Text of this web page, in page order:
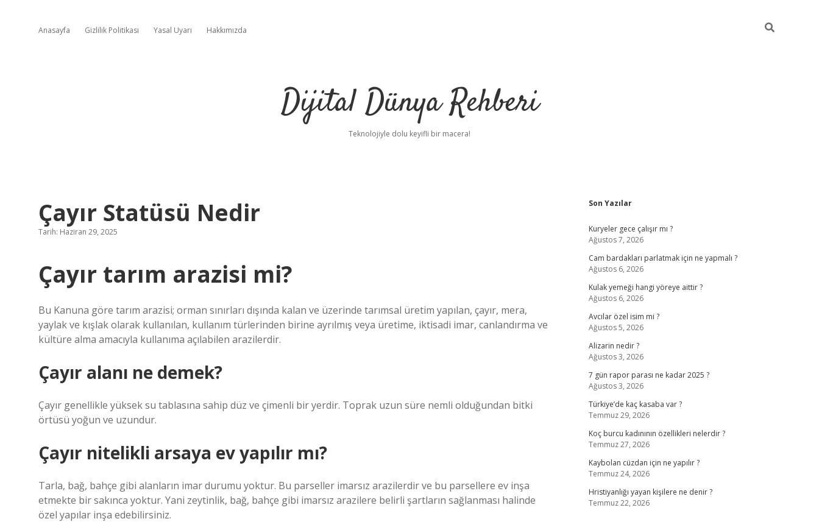
Anasayfa Gizlilik Politikası Yasal Uyarı Hakkımızda
Dijital Dünya Rehberi
Teknolojiyle dolu keyifli bir macera!
Çayır Statüsü Nedir
Tarih: Haziran 29, 2025
Çayır tarım arazisi mi?
Bu Kanuna göre tarım arazisi; orman sınırları dışında kalan ve üzerinde tarımsal üretim yapılan, çayır, mera,
yaylak ve kışlak olarak kullanılan, kullanım türlerinden birine ayrılmış veya üretime, iktisadi imar, canlandırma ve
kültüre alma amacıyla kullanıma açılabilen arazilerdir.
Çayır alanı ne demek?
Çayır genellikle yüksek su tablasına sahip düz ve çimenli bir yerdir. Toprak uzun süre nemli olduğundan bitki
örtüsü yoğun ve uzundur.
Çayır nitelikli arsaya ev yapılır mı?
Tarla, bağ, bahçe gibi alanların imar durumu yoktur. Bu parseller imarsız arazilerdir ve bu parsellere ev inşa
etmekte bir sakınca yoktur. Yani zeytinlik, bağ, bahçe gibi imarsız arazilere belirli şartların sağlanması halinde
özel yapılar inşa edebilirsiniz.
Sidebar
Son Yazılar
Kuryeler gece çalışır mı ?
Ağustos 7, 2026
Cam bardakları parlatmak için ne yapmalı ?
Ağustos 6, 2026
Kulak yemeği hangi yöreye aittir ?
Ağustos 6, 2026
Avcılar özel isim mi ?
Ağustos 5, 2026
Alizarin nedir ?
Ağustos 3, 2026
7 gün rapor parası ne kadar 2025 ?
Ağustos 3, 2026
Türkiye’de kaç kasaba var ?
Temmuz 29, 2026
Koç burcu kadınının özellikleri nelerdir ?
Temmuz 27, 2026
Kaybolan cüzdan için ne yapılır ?
Temmuz 24, 2026
Hristiyanlığı yayan kişilere ne denir ?
Temmuz 22, 2026